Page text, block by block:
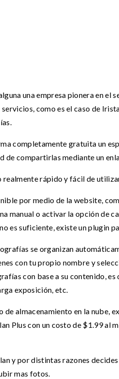
una empresa pionera en
como es el caso de
completamente gratuita un
de compartirlas mediante un
realmente rápido y fácil de
por medio de la website,
manual o activar la opción de
es suficiente, existe un plugin
se organizan
con tu propio nombre y
con base a su contenido,
exposición, etc.
almacenamiento en la nube,
Plus con un costo de $1.99 al
y por distintas razones
mas fotos.